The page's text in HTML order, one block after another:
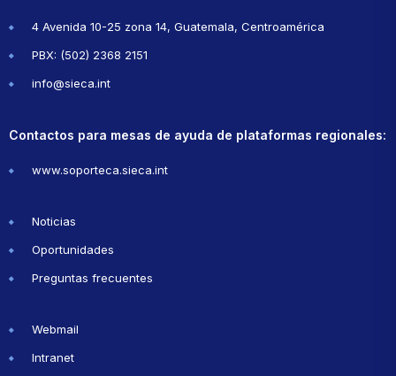
4 Avenida 10-25 zona 14, Guatemala, Centroamérica
PBX: (502) 2368 2151
info@sieca.int
Contactos para mesas de ayuda de plataformas regionales:
www.soporteca.sieca.int
Noticias
Oportunidades
Preguntas frecuentes
Webmail
Intranet